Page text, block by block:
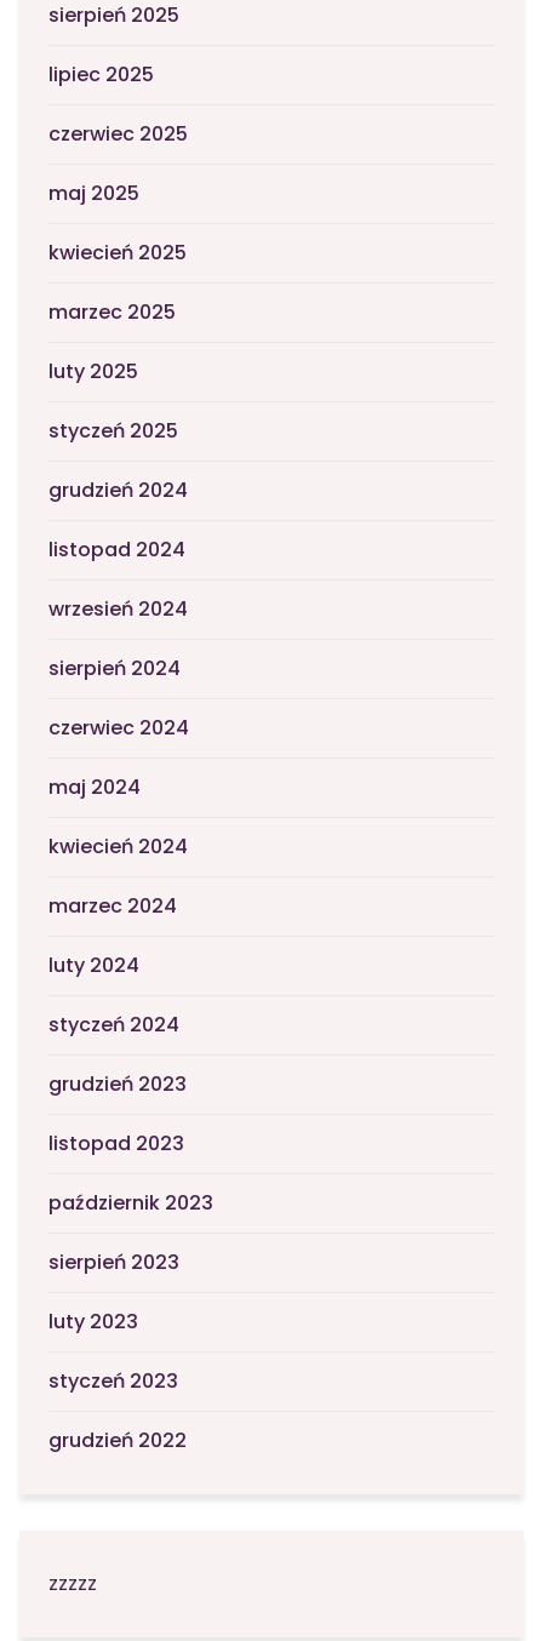
sierpień 2025
lipiec 2025
czerwiec 2025
maj 2025
kwiecień 2025
marzec 2025
luty 2025
styczeń 2025
grudzień 2024
listopad 2024
wrzesień 2024
sierpień 2024
czerwiec 2024
maj 2024
kwiecień 2024
marzec 2024
luty 2024
styczeń 2024
grudzień 2023
listopad 2023
październik 2023
sierpień 2023
luty 2023
styczeń 2023
grudzień 2022
zzzzz